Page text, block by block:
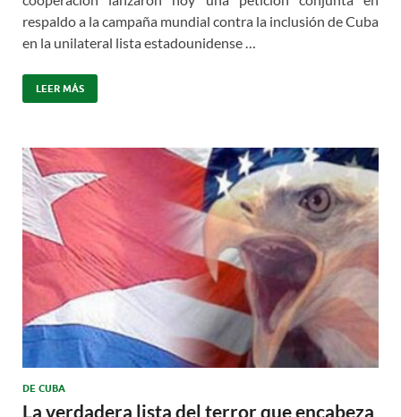
respaldo a la campaña mundial contra la inclusión de Cuba
en la unilateral lista estadounidense …
LEER MÁS
DE CUBA
La verdadera lista del terror que encabeza